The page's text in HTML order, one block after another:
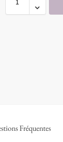
Fréquentes